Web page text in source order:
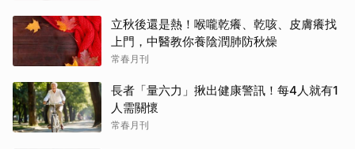
立秋後還是熱！喉嚨乾癢、乾咳、皮膚癢找
上門，中醫教你養陰潤肺防秋燥
常春月刊
長者「量六力」揪出健康警訊！每4人就有1
人需關懷
常春月刊